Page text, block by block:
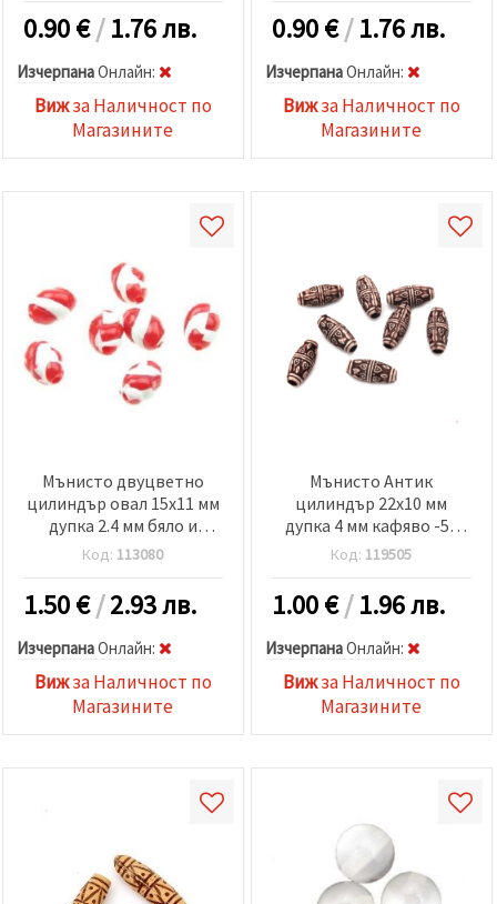
0.90€/1.76 лв.
ИзчерпанаOнлайн:
Вижза Наличност по
Магазините
0.90€/1.76 лв.
ИзчерпанаOнлайн:
Вижза Наличност по
Магазините
Мънисто двуцветно
цилиндър овал 15x11 мм
дупка 2.4 мм бяло и
червено - 50 грама
Код: 113080
1.50€/2.93 лв.
ИзчерпанаOнлайн:
Вижза Наличност по
Магазините
Мънисто Антик
цилиндър 22x10 мм
дупка 4 мм кафяво -50
грама ~ 34 броя
Код: 119505
1.00€/1.96 лв.
ИзчерпанаOнлайн:
Вижза Наличност по
Магазините